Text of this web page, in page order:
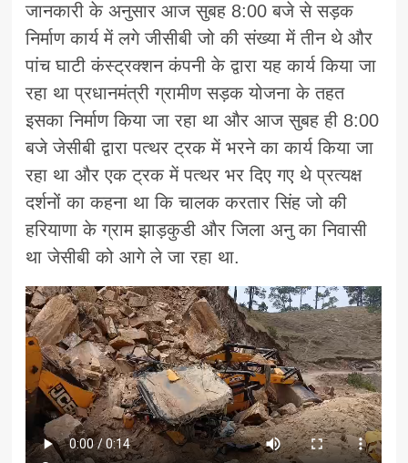
जानकारी के अनुसार आज सुबह 8:00 बजे से सड़क
निर्माण कार्य में लगे जीसीबी जो की संख्या में तीन थे और
पांच घाटी कंस्ट्रक्शन कंपनी के द्वारा यह कार्य किया जा
रहा था प्रधानमंत्री ग्रामीण सड़क योजना के तहत
इसका निर्माण किया जा रहा था और आज सुबह ही 8:00
बजे जेसीबी द्वारा पत्थर ट्रक में भरने का कार्य किया जा
रहा था और एक ट्रक में पत्थर भर दिए गए थे प्रत्यक्ष
दर्शनों का कहना था कि चालक करतार सिंह जो की
हरियाणा के ग्राम झाड़कुडी और जिला अनु का निवासी
था जेसीबी को आगे ले जा रहा था.